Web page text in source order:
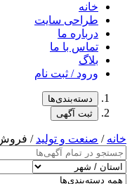
خانه
طراحی سایت
درباره ما
تماس با ما
بلاگ
ورود / ثبت نام
دسته‌بندی‌ها
ثبت آگهی
خانه/ صنعت و تولید/ فروش